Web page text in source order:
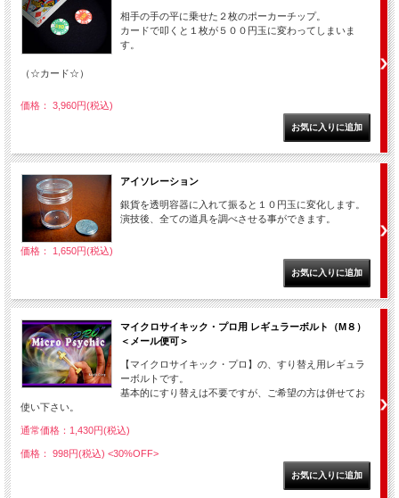
相手の手の平に乗せた２枚のポーカーチップ。
カードで叩くと１枚が５００円玉に変わってしまいま
す。
（☆カード☆）
価格： 3,960円(税込)
アイソレーション
銀貨を透明容器に入れて振ると１０円玉に変化します。
演技後、全ての道具を調べさせる事ができます。
価格： 1,650円(税込)
マイクロサイキック・プロ用 レギュラーボルト（M８）
＜メール便可＞
【マイクロサイキック・プロ】の、すり替え用レギュラ
ーボルトです。
基本的にすり替えは不要ですが、ご希望の方は併せてお
使い下さい。
通常価格：1,430円(税込)
価格： 998円(税込) <30%OFF>